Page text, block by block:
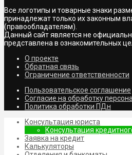
Все логотипы и товарные знаки
принадлежат только их законным
(правообладателям).
Данный сайт является не
представлена в ознакомительных
О проекте
Обратная связь
Ограничение ответственности
Пользовательское соглашение
Согласие на обработку
Политика обработки ПДн
Консультация юриста
Консультация
Заявка на кредит
Калькуляторы